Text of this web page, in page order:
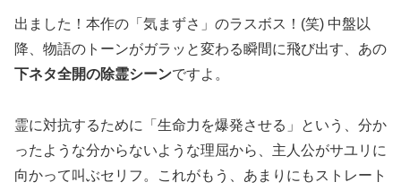
出ました！本作の「気まずさ」のラスボス！(笑) 中盤以
降、物語のトーンがガラッと変わる瞬間に飛び出す、あの
下ネタ全開の除霊シーンですよ。
霊に対抗するために「生命力を爆発させる」という、分か
ったような分からないような理屈から、主人公がサユリに
向かって叫ぶセリフ。これがもう、あまりにもストレート